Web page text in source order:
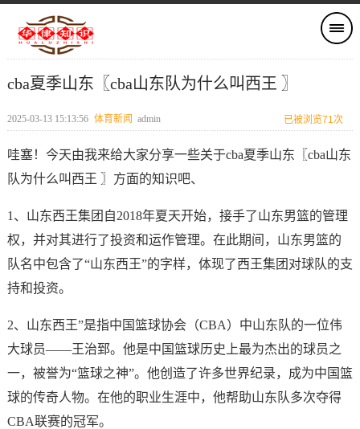
cba夏季山东〖cba山东队为什么叫西王 〗
2025-03-13 15:13:56 体育新闻 admin 已被浏览71次
哇塞！今天由我来给大家分享一些关于cba夏季山东〖cba山东
队为什么叫西王 〗方面的知识吧、
1、山东西王集团自2018年夏天开始，接手了山东男篮的管理
权，并对其进行了投资和运作管理。在此期间，山东男篮的
队名中包含了“山东西王”的字样，体现了西王集团对球队的支
持和投资。
2、山东西王”是指中国篮球协会（CBA）中山东队的一位伟
大球员——王治郅。他是中国篮球历史上最为杰出的球员之
一，被誉为“篮球之神”。他创造了许多世界纪录，成为中国篮
球的传奇人物。在他的职业生涯中，他帮助山东队多次夺得
CBA联赛的冠军。